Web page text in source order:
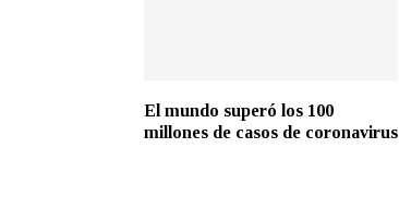
El mundo superó los 100
millones de casos de coronavirus